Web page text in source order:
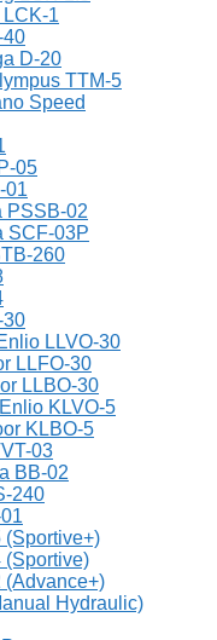
1
40
D-20
TTM-5
Speed
05
01
PSSB-02
SCF-03P
260
30
LLVO-30
LLFO-30
LLBO-30
KLVO-5
KLBO-5
03
BB-02
240
(Sportive+)
(Sportive)
(Advance+)
Hydraulic)